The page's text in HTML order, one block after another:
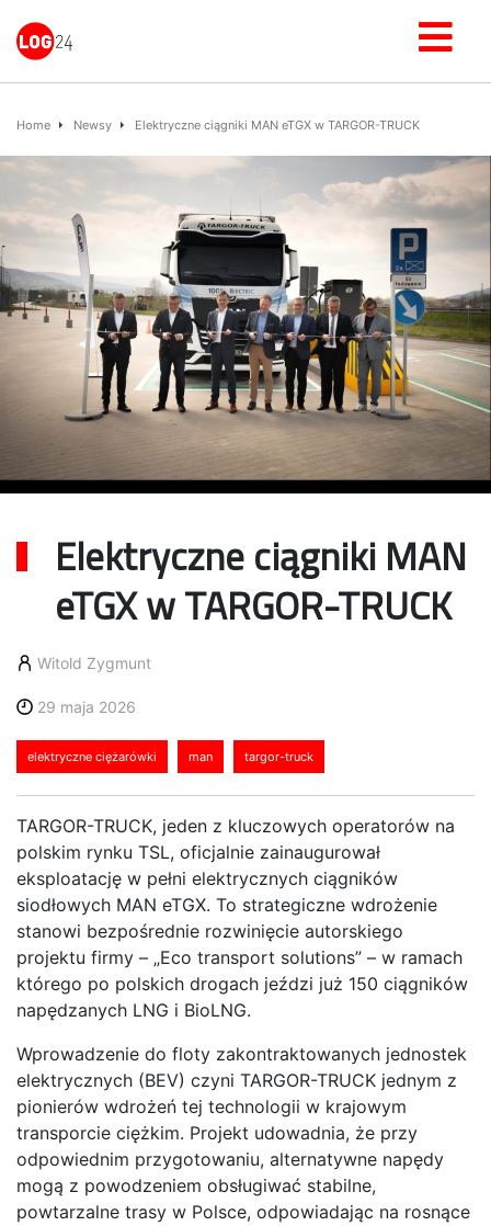
Home Newsy Elektryczne ciągniki MAN eTGX w TARGOR-TRUCK
Elektryczne ciągniki MAN
eTGX w TARGOR-TRUCK
Witold Zygmunt
29 maja 2026
elektryczne ciężarówki man targor-truck
TARGOR-TRUCK, jeden z kluczowych operatorów na
polskim rynku TSL, oficjalnie zainaugurował
eksploatację w pełni elektrycznych ciągników
siodłowych MAN eTGX. To strategiczne wdrożenie
stanowi bezpośrednie rozwinięcie autorskiego
projektu firmy – „Eco transport solutions” – w ramach
którego po polskich drogach jeździ już 150 ciągników
napędzanych LNG i BioLNG.
Wprowadzenie do floty zakontraktowanych jednostek
elektrycznych (BEV) czyni TARGOR-TRUCK jednym z
pionierów wdrożeń tej technologii w krajowym
transporcie ciężkim. Projekt udowadnia, że przy
odpowiednim przygotowaniu, alternatywne napędy
mogą z powodzeniem obsługiwać stabilne,
powtarzalne trasy w Polsce, odpowiadając na rosnące